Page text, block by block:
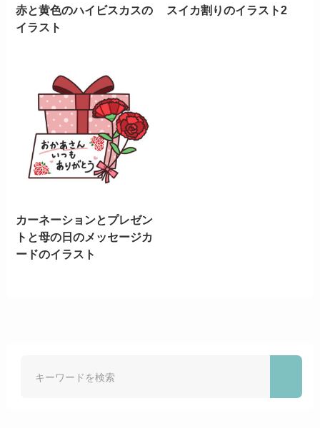
赤と黄色のハイビスカスの
イラスト
スイカ割りのイラスト2
カーネーションとプレゼン
トと母の日のメッセージカ
ードのイラスト